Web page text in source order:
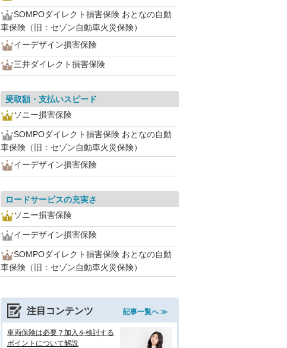
SOMPOダイレクト損害保険 おとなの自動
車保険（旧：セゾン自動車火災保険）
イーデザイン損害保険
三井ダイレクト損害保険
受取額・支払いスピード
ソニー損害保険
SOMPOダイレクト損害保険 おとなの自動
車保険（旧：セゾン自動車火災保険）
イーデザイン損害保険
ロードサービスの充実さ
ソニー損害保険
イーデザイン損害保険
SOMPOダイレクト損害保険 おとなの自動
車保険（旧：セゾン自動車火災保険）
注目コンテンツ 記事一覧へ ≫
車両保険は必要？加入を検討する
ポイントについて解説